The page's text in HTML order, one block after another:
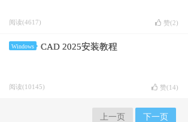
阅读(4617) 赞(2)
Windows CAD 2025安装教程
阅读(10145) 赞(14)
上一页 下一页